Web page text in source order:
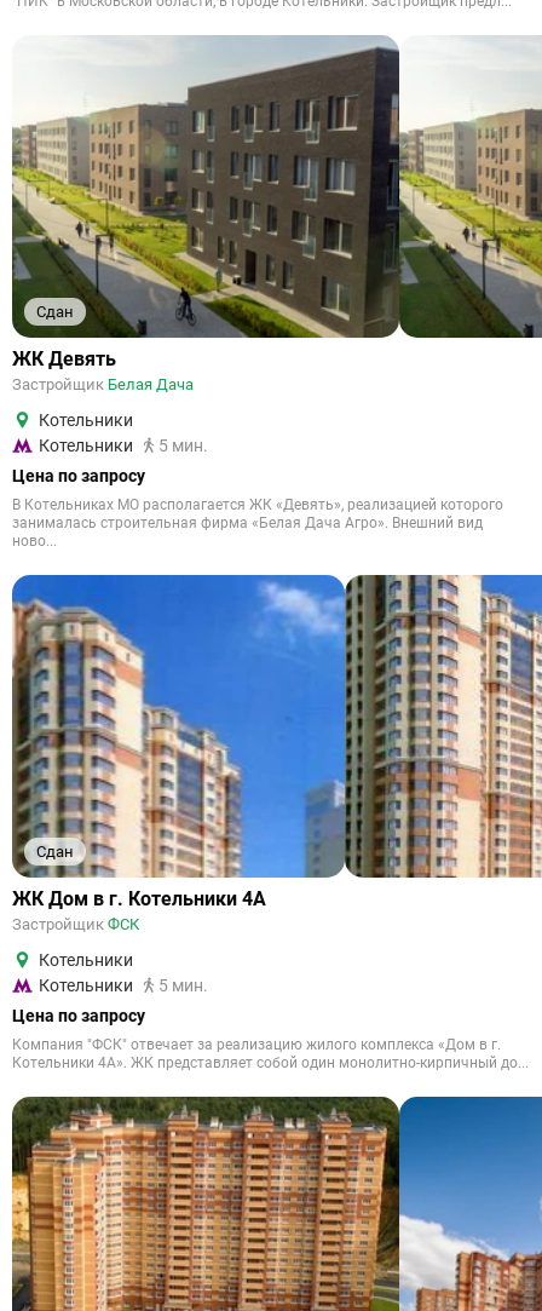
Сдан
ЖК Девять
Застройщик Белая Дача
Котельники
Котельники
5 мин.
Цена по запросу
В Котельниках МО располагается ЖК «Девять», реализацией которого
занималась строительная фирма «Белая Дача Агро». Внешний вид
ново...
Сдан
ЖК Дом в г. Котельники 4А
Застройщик ФСК
Котельники
Котельники
5 мин.
Цена по запросу
Компания "ФСК" отвечает за реализацию жилого комплекса «Дом в г.
Котельники 4А». ЖК представляет собой один монолитно-кирпичный до...